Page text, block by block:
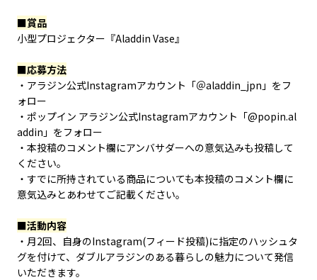
■賞品
小型プロジェクター『Aladdin Vase』
■応募方法
・アラジン公式Instagramアカウント「＠aladdin_jpn」をフ
ォロー
・ポップイン アラジン公式Instagramアカウント「@popin.al
addin」をフォロー
・本投稿のコメント欄にアンバサダーへの意気込みも投稿して
ください。
・すでに所持されている商品についても本投稿のコメント欄に
意気込みとあわせてご記載ください。
■活動内容
・月2回、自身のInstagram(フィード投稿)に指定のハッシュタ
グを付けて、ダブルアラジンのある暮らしの魅力について発信
いただきます。